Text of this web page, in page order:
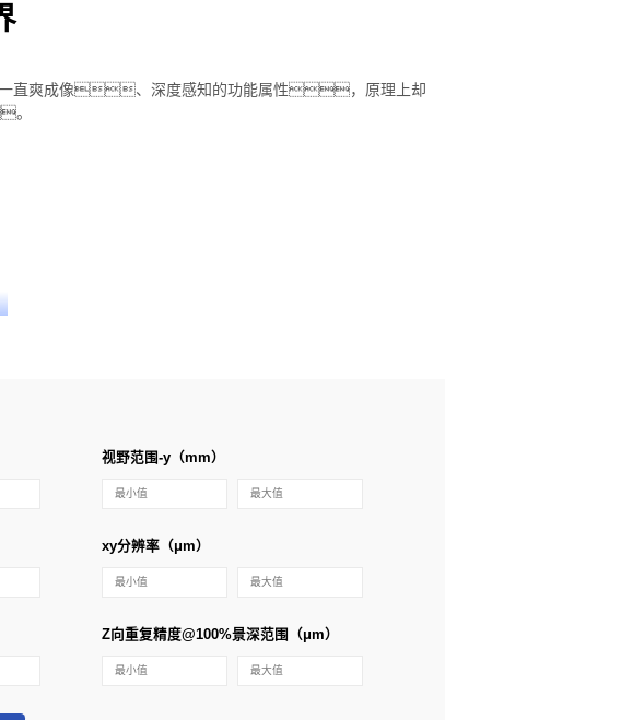
看一直爽成像、深度感知的功能属性，原理上却
。
视野范围-y（mm）
xy分辨率（μm）
Z向重复精度@100%景深范围（μm）